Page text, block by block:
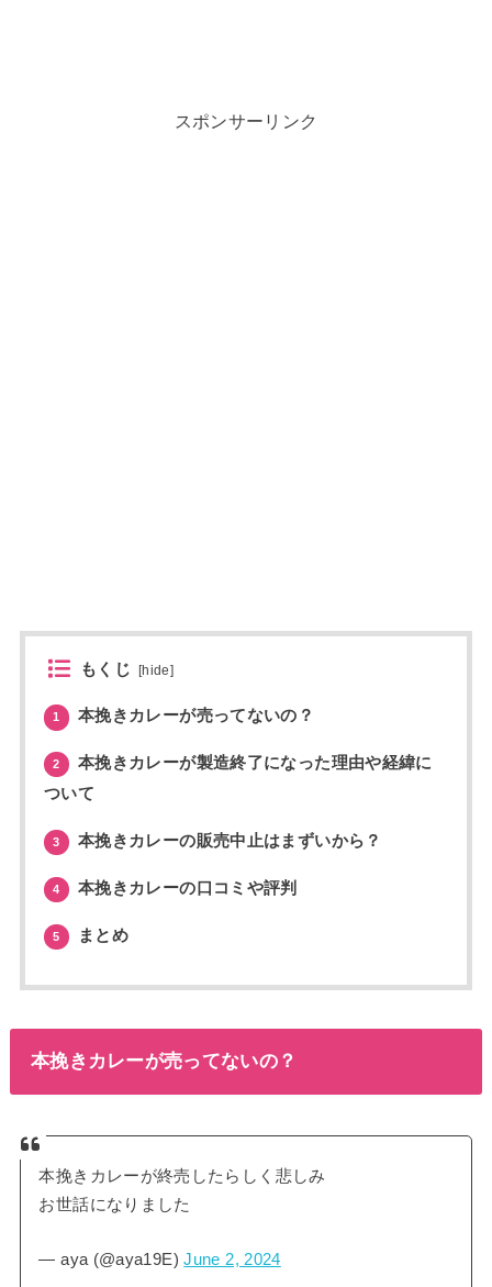
スポンサーリンク
もくじ [hide]
1 本挽きカレーが売ってないの？
2
本挽きカレーが製造終了になった理由や経緯に
ついて
3 本挽きカレーの販売中止はまずいから？
4 本挽きカレーの口コミや評判
5 まとめ
本挽きカレーが売ってないの？
本挽きカレーが終売したらしく悲しみ
お世話になりました
— aya (@aya19E)June 2, 2024